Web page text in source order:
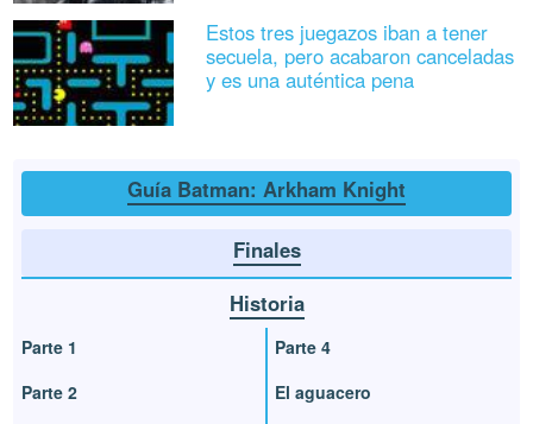
Estos tres juegazos iban a tener
secuela, pero acabaron canceladas
y es una auténtica pena
Guía Batman: Arkham Knight
Finales
Historia
Parte 1
Parte 2
Parte 4
El aguacero